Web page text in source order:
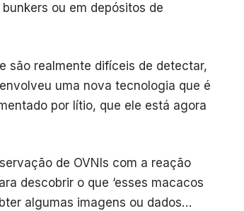
ou em depósitos de
são realmente difíceis de detectar,
uma nova tecnologia que é
por lítio, que ele está agora
de OVNIs com a reação
descobrir o que ‘esses macacos
algumas imagens ou dados…